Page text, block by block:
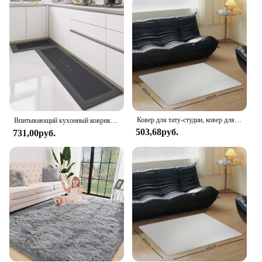
The Moroccan Blythe Area Rug is not only a work
of art but also a practical choice for your home. Its
durable construction ensures it can withstand the
wear and tear of daily use, making it a reliable
addition to your flooring. The non-slip backing
provides safety, while the easy-to-clean surface
makes maintenance a breeze. Whether you're
hosting a dinner party or simply enjoying a quiet
evening at home, this rug is designed to withstand
the demands of modern living while maintaining its
beauty and charm.
**Tailored for Comfort and Style**
Understanding the importance of comfort, this area
rug comes with a matching underlay, which not only
adds an extra layer of cushioning but also enhances
the overall feel underfoot. The underlay is designed
to complement the rug's texture, providing a
seamless transition from the floor to the rug. This
set is perfect for those looking to create a cohesive
Впитывающий кухонный коврик, диатомная грязь, коврик для ванной, нескользящий ковер для гостиной, современные скандинавские длинные коврики для входной двери, 방방매매매
731,00руб.
Ковер для тату-студии, ковер для мистического ведра, украшения для гостиной, диванные столики, коврики для большой зоны, декоративный коврик для тату-студии
503,68руб.